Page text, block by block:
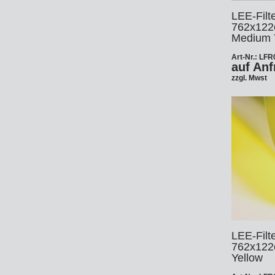
LEE-
Medium
Art-Nr.:
auf
zzgl. Mwst
LEE-
Yellow